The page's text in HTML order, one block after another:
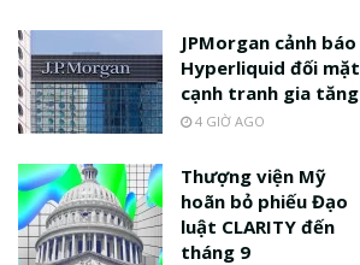
JPMorgan cảnh báo
Hyperliquid đối mặt
cạnh tranh gia tăng
4 GIỜ AGO
Thượng viện Mỹ
hoãn bỏ phiếu Đạo
luật CLARITY đến
tháng 9